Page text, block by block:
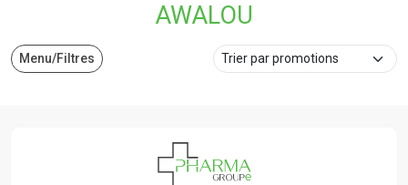
AWALOU
Menu/Filtres